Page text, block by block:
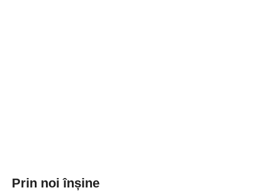
Prin noi înșine